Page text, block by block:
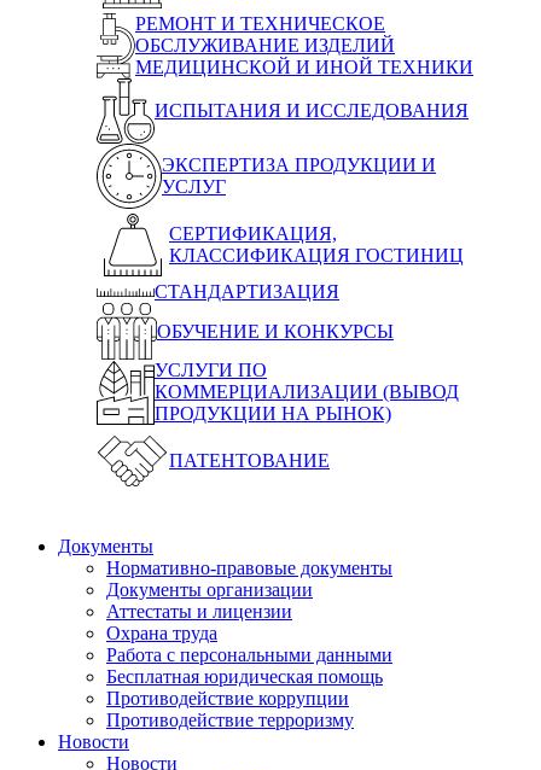
РЕМОНТ И ТЕХНИЧЕСКОЕ
ОБСЛУЖИВАНИЕ ИЗДЕЛИЙ
МЕДИЦИНСКОЙ И ИНОЙ ТЕХНИКИ
ИСПЫТАНИЯ И ИССЛЕДОВАНИЯ
ЭКСПЕРТИЗА ПРОДУКЦИИ И
УСЛУГ
СЕРТИФИКАЦИЯ,
КЛАССИФИКАЦИЯ ГОСТИНИЦ
СТАНДАРТИЗАЦИЯ
ОБУЧЕНИЕ И КОНКУРСЫ
УСЛУГИ ПО
КОММЕРЦИАЛИЗАЦИИ (ВЫВОД
ПРОДУКЦИИ НА РЫНОК)
ПАТЕНТОВАНИЕ
Документы
Нормативно-правовые документы
Документы организации
Аттестаты и лицензии
Охрана труда
Работа с персональными данными
Бесплатная юридическая помощь
Противодействие коррупции
Противодействие терроризму
Новости
Новости